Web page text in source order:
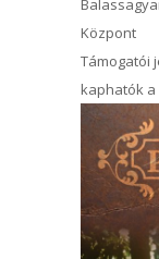
Központ
Támogatói
kaphatók